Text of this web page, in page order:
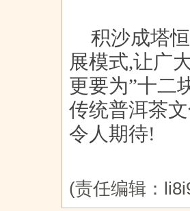
积沙成塔
展模式,让广
更要为”十二
传统普洱茶
令人期待!
(责任编辑：